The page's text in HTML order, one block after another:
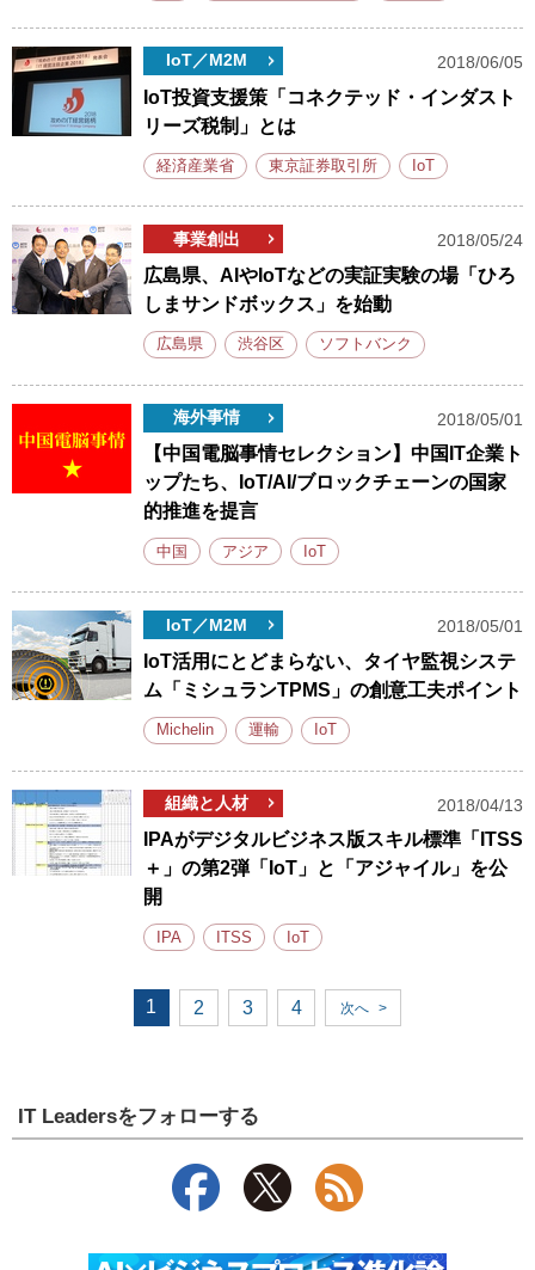
IoT／M2M 2018/06/05
IoT投資支援策「コネクテッド・インダスト
リーズ税制」とは
経済産業省 東京証券取引所 IoT
事業創出 2018/05/24
広島県、AIやIoTなどの実証実験の場「ひろ
しまサンドボックス」を始動
広島県 渋谷区 ソフトバンク
海外事情 2018/05/01
【中国電脳事情セレクション】中国IT企業ト
ップたち、IoT/AI/ブロックチェーンの国家
的推進を提言
中国 アジア IoT
IoT／M2M 2018/05/01
IoT活用にとどまらない、タイヤ監視システ
ム「ミシュランTPMS」の創意工夫ポイント
Michelin 運輸 IoT
組織と人材 2018/04/13
IPAがデジタルビジネス版スキル標準「ITSS
＋」の第2弾「IoT」と「アジャイル」を公
開
IPA ITSS IoT
1 2 3 4 次へ >
IT Leadersをフォローする